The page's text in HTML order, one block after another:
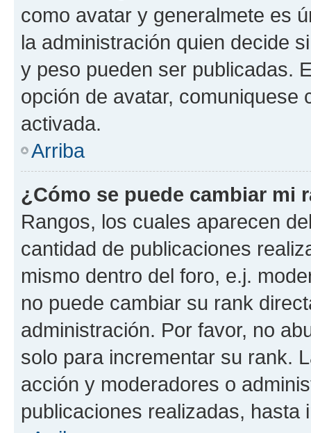
como avatar y generalmete es
la administración quien decide
y peso pueden ser publicadas.
opción de avatar, comuniquese
activada.
Arriba
¿Cómo se puede cambiar mi
Rangos, los cuales aparecen
cantidad de publicaciones
mismo dentro del foro, e.j.
no puede cambiar su rank
administración. Por favor, no
solo para incrementar su rank.
acción y moderadores o
publicaciones realizadas, hasta